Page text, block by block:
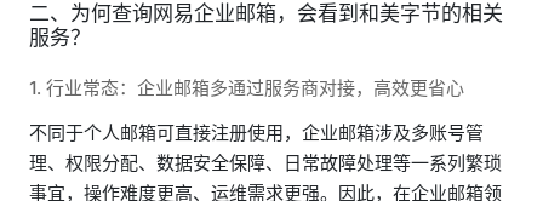
二、为何查询网易企业邮箱，会看到和美字节的相关
服务？
1. 行业常态：企业邮箱多通过服务商对接，高效更省心
不同于个人邮箱可直接注册使用，企业邮箱涉及多账号管
理、权限分配、数据安全保障、日常故障处理等一系列繁琐
事宜，操作难度更高、运维需求更强。因此，在企业邮箱领